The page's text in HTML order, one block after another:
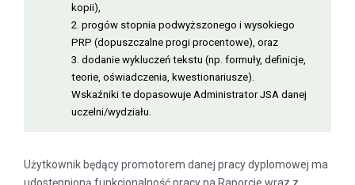
kopii),
2. progów stopnia podwyższonego i wysokiego
PRP (dopuszczalne progi procentowe), oraz
3. dodanie wykluczeń tekstu (np. formuły, definicje,
teorie, oświadczenia, kwestionariusze).
Wskaźniki te dopasowuje Administrator JSA danej
uczelni/wydziału.
Użytkownik będący promotorem danej pracy dyplomowej ma
udostępnioną funkcjonalność pracy na Raporcie wraz z